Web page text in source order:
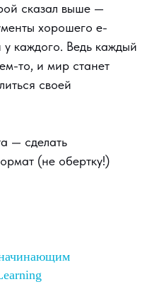
сказал выше —
хорошего e-
каждого. Ведь каждый
то, и мир станет
своей
— сделать
(не обертку!)